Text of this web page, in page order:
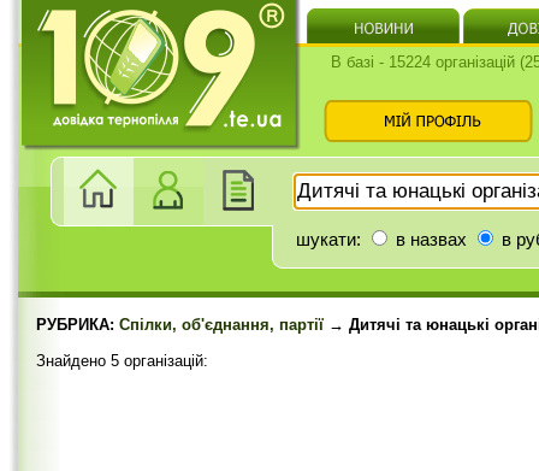
В базі - 15224 організацій
шукати: в назвах в
РУБРИКА: Спілки, об'єднання, партії → Дитячі та юнацькі
Знайдено 5 організацій: